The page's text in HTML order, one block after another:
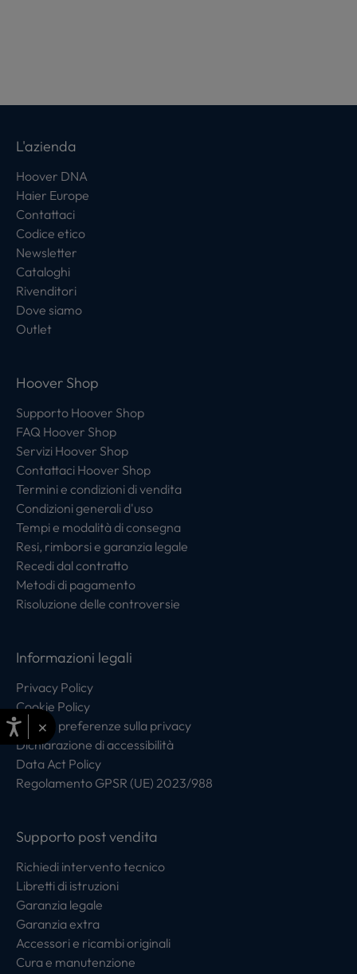
L'azienda
Hoover DNA
Haier Europe
Contattaci
Codice etico
Newsletter
Cataloghi
Rivenditori
Dove siamo
Outlet
Hoover Shop
Supporto Hoover Shop
FAQ Hoover Shop
Servizi Hoover Shop
Contattaci Hoover Shop
Termini e condizioni di vendita
Condizioni generali d'uso
Tempi e modalità di consegna
Resi, rimborsi e garanzia legale
Recedi dal contratto
Metodi di pagamento
Risoluzione delle controversie
Informazioni legali
Privacy Policy
Cookie Policy
Centro preferenze sulla privacy
Dichiarazione di accessibilità
Data Act Policy
Regolamento GPSR (UE) 2023/988
Supporto post vendita
Richiedi intervento tecnico
Libretti di istruzioni
Garanzia legale
Garanzia extra
Accessori e ricambi originali
Cura e manutenzione
×